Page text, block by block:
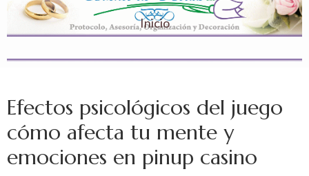
Inicio
Efectos psicológicos del juego
cómo afecta tu mente y
emociones en pinup casino